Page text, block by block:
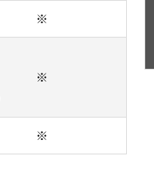
※
※
※